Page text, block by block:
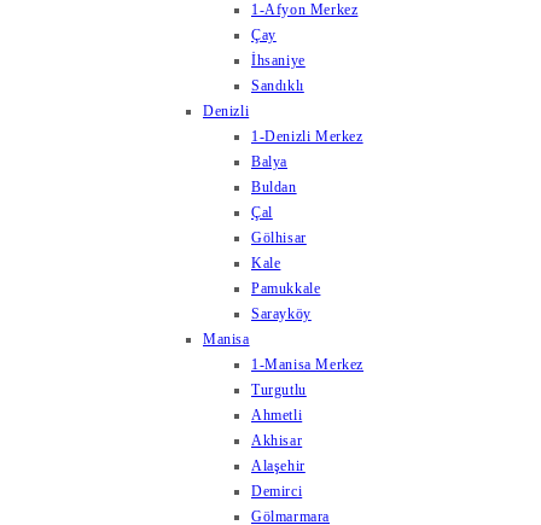
1-Afyon Merkez
Çay
İhsaniye
Sandıklı
Denizli
1-Denizli Merkez
Balya
Buldan
Çal
Gölhisar
Kale
Pamukkale
Sarayköy
Manisa
1-Manisa Merkez
Turgutlu
Ahmetli
Akhisar
Alaşehir
Demirci
Gölmarmara